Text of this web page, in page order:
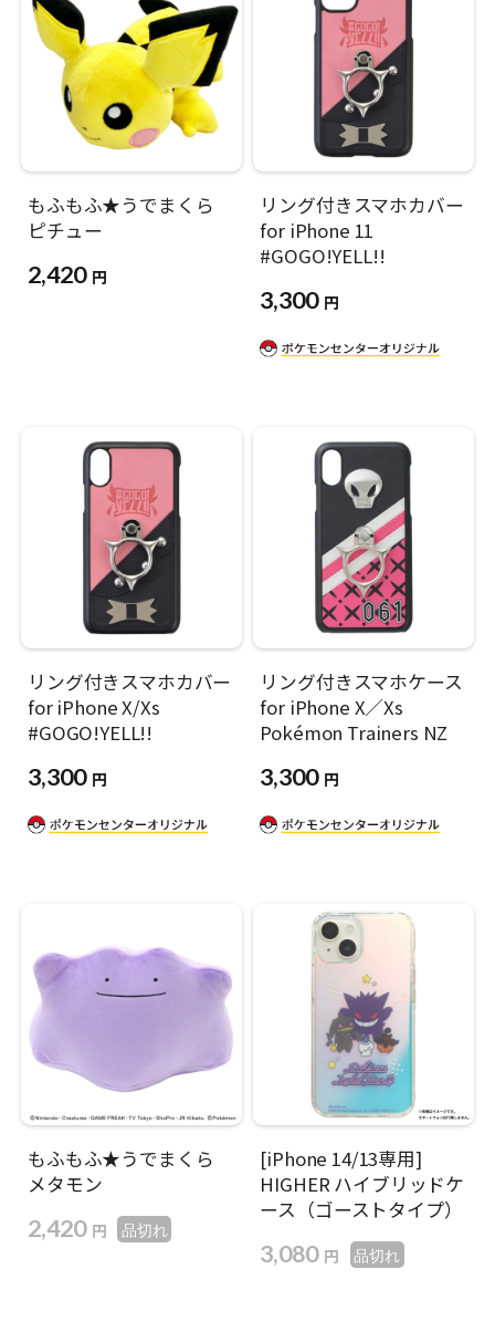
もふもふ★うでまくら
ピチュー
2,420 円
リング付きスマホカバー
for iPhone 11
#GOGO!YELL!!
3,300 円
リング付きスマホカバー
for iPhone X/Xs
#GOGO!YELL!!
3,300 円
リング付きスマホケース
for iPhone X／Xs
Pokémon Trainers NZ
3,300 円
もふもふ★うでまくら
メタモン
2,420 円 品切れ
[iPhone 14/13専用]
HIGHER ハイブリッドケ
ース（ゴーストタイプ）
3,080 円 品切れ